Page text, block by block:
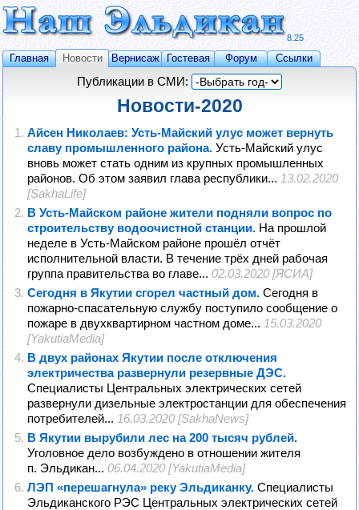
8.25
Главная Новости Вернисаж Гостевая Форум Ссылки
Публикации в СМИ:
Новости-2020
Айсен Николаев: Усть-Майский улус может вернуть
славу промышленного района. Усть-Майский улус
вновь может стать одним из крупных промышленных
районов. Об этом заявил глава республики... 13.02.2020
[SakhaLife]
В Усть-Майском районе жители подняли вопрос по
строительству водоочистной станции. На прошлой
неделе в Усть-Майском районе прошёл отчёт
исполнительной власти. В течение трёх дней рабочая
группа правительства во главе... 02.03.2020 [ЯСИА]
Сегодня в Якутии сгорел частный дом. Сегодня в
пожарно-спасательную службу поступило сообщение о
пожаре в двухквартирном частном доме... 15.03.2020
[YakutiaMedia]
В двух районах Якутии после отключения
электричества развернули резервные ДЭС.
Специалисты Центральных электрических сетей
развернули дизельные электростанции для обеспечения
потребителей... 16.03.2020 [SakhaNews]
В Якутии вырубили лес на 200 тысяч рублей.
Уголовное дело возбуждено в отношении жителя
п. Эльдикан... 06.04.2020 [YakutiaMedia]
ЛЭП «перешагнула» реку Эльдиканку. Специалисты
Эльдиканского РЭС Центральных электрических сетей